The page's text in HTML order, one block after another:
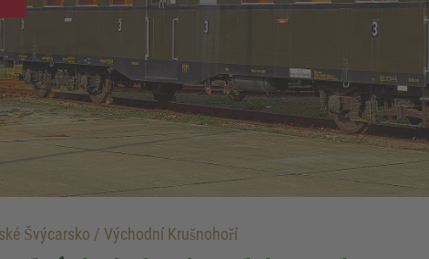
Švýcarsko / Východní Krušnohoří